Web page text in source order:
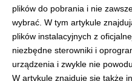
plików do pobrania i nie
wybrać. W tym artykule
plików instalacyjnych z
niezbędne sterowniki i
urządzenia i zwykle nie
W artykule znajduje się także